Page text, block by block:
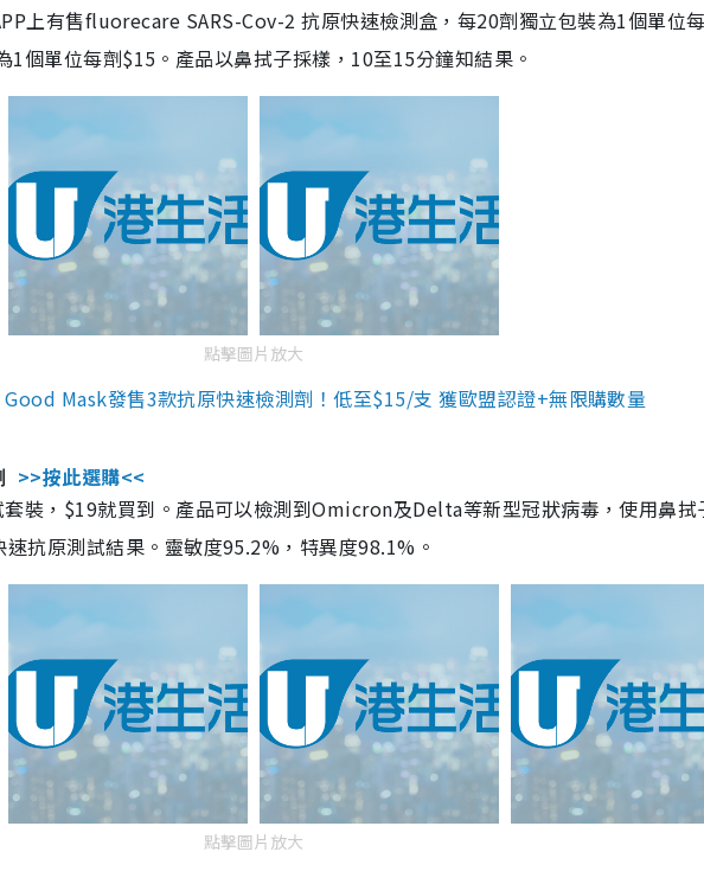
上有售fluorecare SARS-Cov-2 抗原快速檢測盒，每20劑獨立包裝為1個單位
個單位每劑$15。產品以鼻拭子採樣，10至15分鐘知結果。
點擊圖片放大
Mask發售3款抗原快速檢測劑！低至$15/支 獲歐盟認證+無限購數量
>>按此選購<<
裝，$19就買到。產品可以檢測到Omicron及Delta等新型冠狀病毒，使用鼻拭
抗原測試結果。靈敏度95.2%，特異度98.1%。
點擊圖片放大